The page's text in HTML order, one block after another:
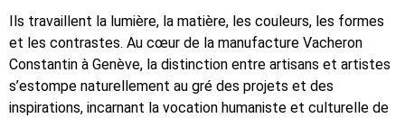
Ils travaillent la lumière, la matière, les couleurs, les formes
et les contrastes. Au cœur de la manufacture Vacheron
Constantin à Genève, la distinction entre artisans et artistes
s’estompe naturellement au gré des projets et des
inspirations, incarnant la vocation humaniste et culturelle de